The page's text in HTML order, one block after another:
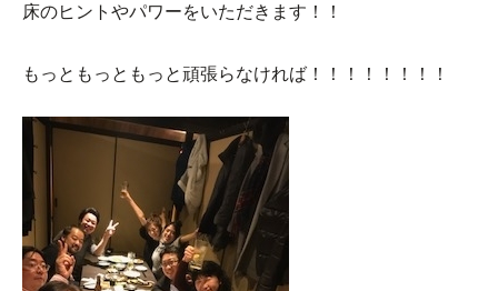
床のヒントやパワーをいただきます！！
もっともっともっと頑張らなければ！！！！！！！！